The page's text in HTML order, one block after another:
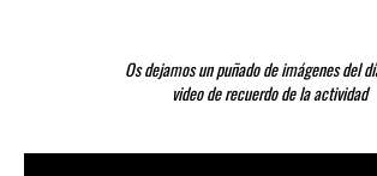
Os dejamos un puñado de imágenes del
video de recuerdo de la actividad